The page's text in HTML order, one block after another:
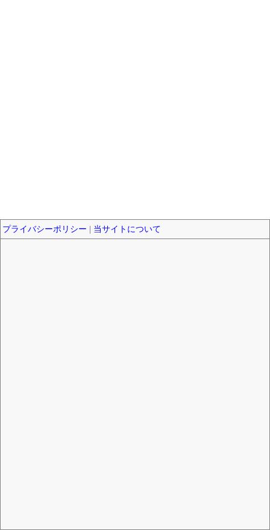
プライバシーポリシー 当サイトについて